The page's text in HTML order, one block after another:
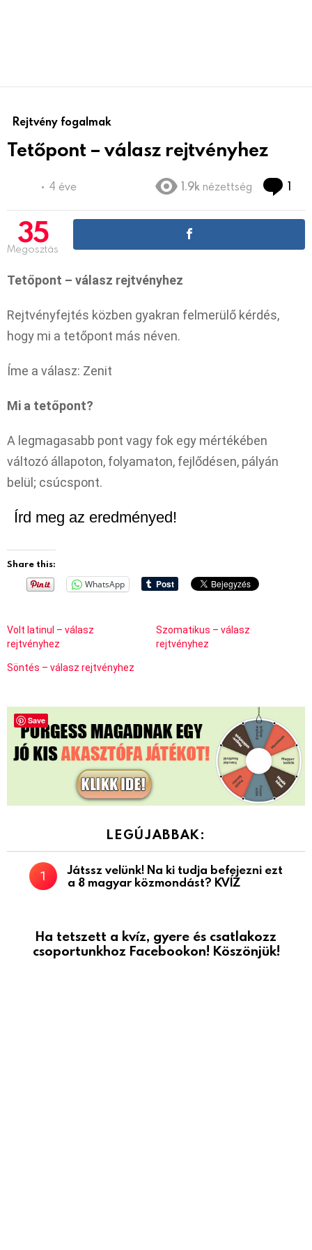
Rejtvény fogalmak
Tetőpont – válasz rejtvényhez
4 éve 1.9k nézettség 1
35
Megosztás
Tetőpont – válasz rejtvényhez
Rejtvényfejtés közben gyakran felmerülő kérdés,
hogy mi a tetőpont más néven.
Íme a válasz: Zenit
Mi a tetőpont?
A legmagasabb pont vagy fok egy mértékében
változó állapoton, folyamaton, fejlődésen, pályán
belül; csúcspont.
Írd meg az eredményed!
Share this:
WhatsApp
Volt latinul – válasz
rejtvényhez
Szomatikus – válasz
rejtvényhez
Söntés – válasz rejtvényhez
LEGÚJABBAK:
Játssz velünk! Na ki tudja befejezni ezt
a 8 magyar közmondást? KVÍZ
Ha tetszett a kvíz, gyere és csatlakozz
csoportunkhoz Facebookon! Köszönjük!
Save